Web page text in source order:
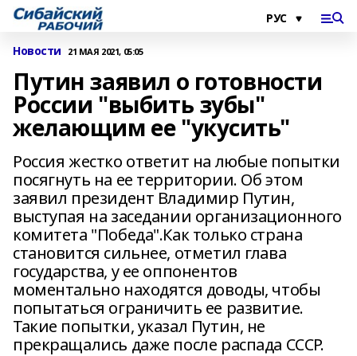
Новости 21 МАЯ 2021, 05:05
Путин заявил о готовности
России "выбить зубы"
желающим ее "укусить"
Россия жестко ответит на любые попытки
посягнуть на ее территории. Об этом
заявил президент Владимир Путин,
выступая на заседании организационного
комитета "Победа".Как только страна
становится сильнее, отметил глава
государства, у ее оппонентов
моментально находятся доводы, чтобы
попытаться ограничить ее развитие.
Такие попытки, указал Путин, не
прекращались даже после распада СССР.